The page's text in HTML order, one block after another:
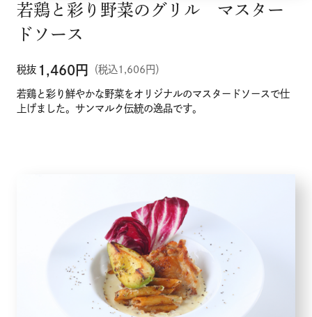
若鶏と彩り野菜のグリル マスター
ドソース
税抜 1,460円 （税込1,606円）
若鶏と彩り鮮やかな野菜をオリジナルのマスタードソースで仕
上げました。サンマルク伝統の逸品です。